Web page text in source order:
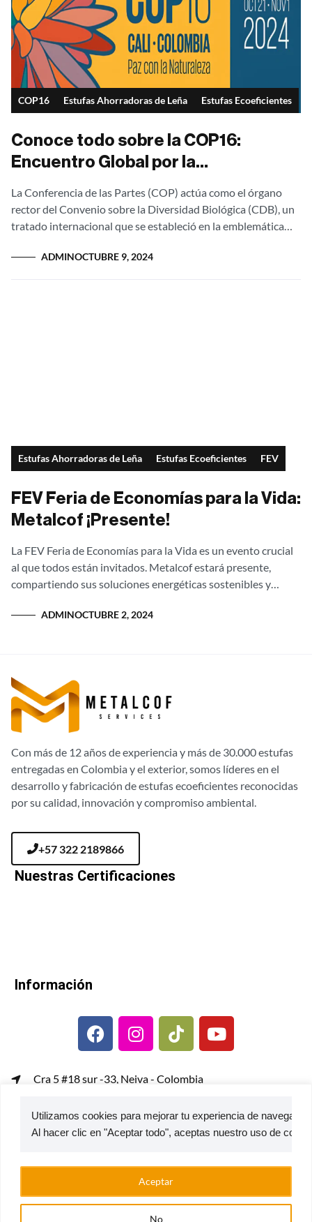
Utilizamos cookies para mejorar tu experiencia de
No
Aceptar
COP16 Estufas Ahorradoras de Leña Estufas Ecoeficientes
Conoce todo sobre la COP16:
Encuentro Global por la
Biodiversidad en Colombia
La Conferencia de las Partes (COP) actúa como el órgano
rector del Convenio sobre la Diversidad Biológica (CDB), un
tratado internacional que se estableció en la emblemática
ADMINOCTUBRE 9, 2024
Estufas Ahorradoras de Leña Estufas Ecoeficientes FEV
FEV Feria de Economías para la Vida:
Metalcof ¡Presente!
La FEV Feria de Economías para la Vida es un evento crucial
al que todos están invitados. Metalcof estará presente,
compartiendo sus soluciones energéticas sostenibles y
ADMINOCTUBRE 2, 2024
Con más de 12 años de experiencia y más de 30.000 estufas
entregadas en Colombia y el exterior, somos líderes en el
desarrollo y fabricación de estufas ecoeficientes reconocidas
por su calidad, innovación y compromiso ambiental.
+57 322 2189866
Nuestras Certificaciones
Información
Cra 5 #18 sur -33, Neiva - Colombia
Atención al usuario | PQRS
© 2026 — Estufas Ecoeficientes Metalcof